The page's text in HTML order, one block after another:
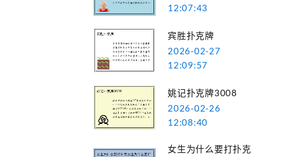
12:07:43
宾胜扑克牌
2026-02-27
12:09:57
姚记扑克牌3008
2026-02-26
12:08:40
女生为什么要打扑克